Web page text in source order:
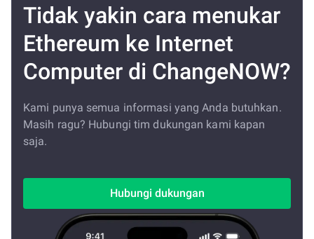
Tidak yakin cara menukar
Ethereum ke Internet
Computer di ChangeNOW?
Kami punya semua informasi yang Anda butuhkan.
Masih ragu? Hubungi tim dukungan kami kapan
saja.
Hubungi dukungan